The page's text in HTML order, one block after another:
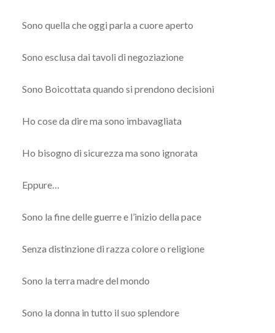
Sono quella che oggi parla a cuore aperto
Sono esclusa dai tavoli di negoziazione
Sono Boicottata quando si prendono decisioni
Ho cose da dire ma sono imbavagliata
Ho bisogno di sicurezza ma sono ignorata
Eppure…
Sono la fine delle guerre e l’inizio della pace
Senza distinzione di razza colore o religione
Sono la terra madre del mondo
Sono la donna in tutto il suo splendore